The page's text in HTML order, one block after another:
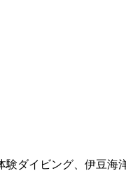
ダイビング、伊豆海